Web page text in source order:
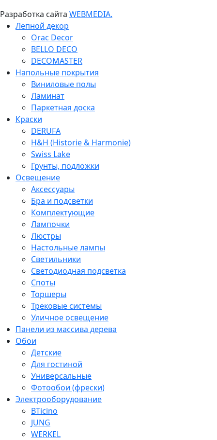
Разработка сайта WEBMEDIA.
Лепной декор
Orac Decor
BELLO DECO
DECOMASTER
Напольные покрытия
Виниловые полы
Ламинат
Паркетная доска
Краски
DERUFA
H&H (Historie & Harmonie)
Swiss Lake
Грунты, подложки
Освещение
Аксессуары
Бра и подсветки
Комплектующие
Лампочки
Люстры
Настольные лампы
Светильники
Светодиодная подсветка
Споты
Торшеры
Трековые системы
Уличное освещение
Панели из массива дерева
Обои
Детские
Для гостиной
Универсальные
Фотообои (фрески)
Электрооборудование
BTicino
JUNG
WERKEL